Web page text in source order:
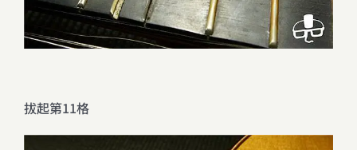
拔起第11格